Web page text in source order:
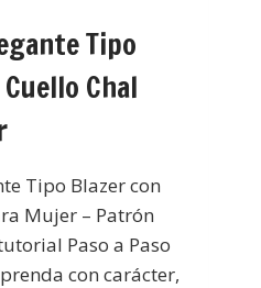
Tipo
Chal
Tipo Blazer con
Mujer – Patrón
Paso a Paso
con carácter,